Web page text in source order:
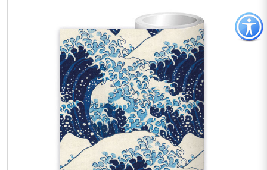
כפתור
לפתיחת
תפריט
נגישות